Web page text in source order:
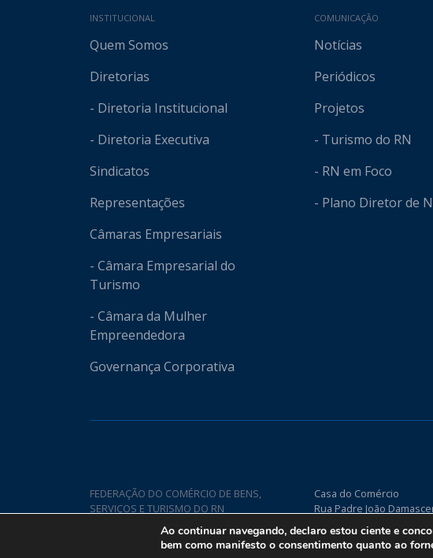
Mapa do site
INSTITUCIONAL
Quem Somos
Diretorias
- Diretoria Institucional
- Diretoria Executiva
Sindicatos
Representações
Câmaras Empresariais
- Câmara Empresarial do
Turismo
- Câmara da Mulher
Empreendedora
Governança Corporativa
COMUNICAÇÃO
Notícias
Periódicos
Projetos
- Turismo do RN
- RN em Foco
- Plano Diretor de
FEDERAÇÃO DO COMÉRCIO DE BENS,
SERVIÇOS E TURISMO DO RN
Casa do Comércio
Rua Padre João
Nova CEP 59075-760
Ao continuar navegando, declaro estou ciente e
bem como manifesto o consentimento quanto ao